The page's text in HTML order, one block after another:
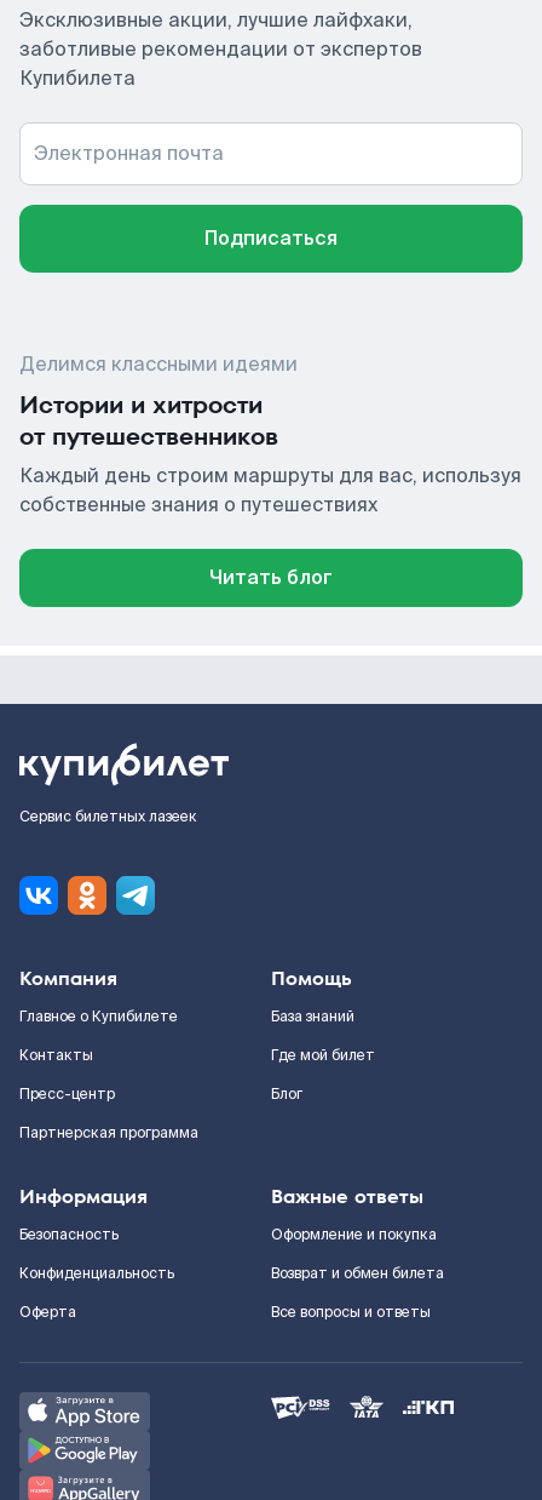
Эксклюзивные акции, лучшие лайфхаки,
заботливые рекомендации от экспертов
Купибилета
Электронная почта
Подписаться
Делимся классными идеями
Истории и хитрости
от путешественников
Каждый день строим маршруты для вас, используя
собственные знания о путешествиях
Читать блог
Сервис билетных лазеек
Компания
Главное о Купибилете
Контакты
Пресс-центр
Партнерская программа
Помощь
База знаний
Где мой билет
Блог
Информация
Безопасность
Конфиденциальность
Оферта
Важные ответы
Оформление и покупка
Возврат и обмен билета
Все вопросы и ответы